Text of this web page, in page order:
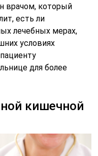
врачом, который
есть ли
лечебных мерах,
условиях
для более
кишечной